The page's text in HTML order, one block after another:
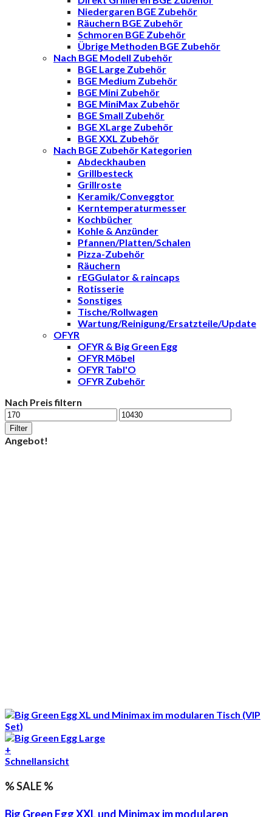
Niedergaren BGE Zubehör
Räuchern BGE Zubehör
Schmoren BGE Zubehör
Übrige Methoden BGE Zubehör
Nach BGE Modell Zubehör
BGE Large Zubehör
BGE Medium Zubehör
BGE Mini Zubehör
BGE MiniMax Zubehör
BGE Small Zubehör
BGE XLarge Zubehör
BGE XXL Zubehör
Nach BGE Zubehör Kategorien
Abdeckhauben
Grillbesteck
Grillroste
Keramik/Conveggtor
Kerntemperaturmesser
Kochbücher
Kohle & Anzünder
Pfannen/Platten/Schalen
Pizza-Zubehör
Räuchern
rEGGulator & raincaps
Rotisserie
Sonstiges
Tische/Rollwagen
Wartung/Reinigung/Ersatzteile/Update
OFYR
OFYR & Big Green Egg
OFYR Möbel
OFYR Tabl'O
OFYR Zubehör
Nach Preis filtern
Min.
Preis
Max.
Preis
Filter
Angebot!
+
Schnellansicht
% SALE %
Big Green Egg XXL und Minimax im modularen